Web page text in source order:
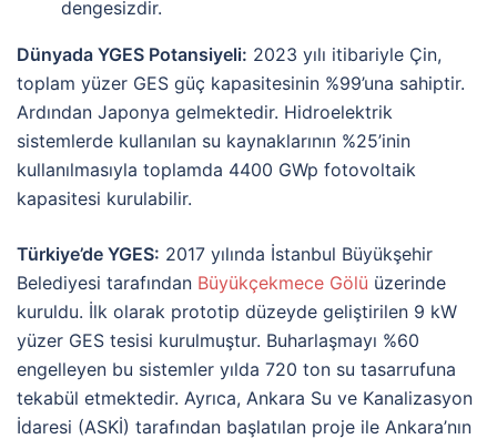
dengesizdir.
Dünyada YGES Potansiyeli: 2023 yılı itibariyle Çin,
toplam yüzer GES güç kapasitesinin %99’una sahiptir.
Ardından Japonya gelmektedir. Hidroelektrik
sistemlerde kullanılan su kaynaklarının %25’inin
kullanılmasıyla toplamda 4400 GWp fotovoltaik
kapasitesi kurulabilir.
Türkiye’de YGES: 2017 yılında İstanbul Büyükşehir
Belediyesi tarafından Büyükçekmece Gölü üzerinde
kuruldu. İlk olarak prototip düzeyde geliştirilen 9 kW
yüzer GES tesisi kurulmuştur. Buharlaşmayı %60
engelleyen bu sistemler yılda 720 ton su tasarrufuna
tekabül etmektedir. Ayrıca, Ankara Su ve Kanalizasyon
İdaresi (ASKİ) tarafından başlatılan proje ile Ankara’nın